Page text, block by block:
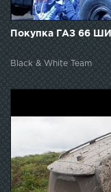
Покупка ГАЗ 66
Black & White Team